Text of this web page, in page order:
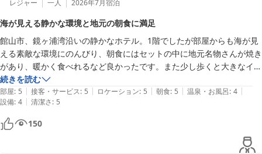
レジャー 一人 2026年7月宿泊
海が見える静かな環境と地元の朝食に満足
館山市、鏡ヶ浦湾沿いの静かなホテル。1階でしたが部屋からも海が見
える素敵な環境にのんびり、朝食にはセットの中に地元名物さんが焼き
があり、暖かく食べれるなど良かったです。また少し歩くと大きなイオ
ンがあり買い物にも便利でした。またチェックアウト後定時運行ですが
駅までの送迎をしていただけ快適に旅立ちできました。
続きを読む
部屋: 5 | 接客・サービス: 5 | ロケーション: 5 | 朝食: 5 | 温泉・お風呂: 4 |
設備: 4 | 清潔さ: 5
150